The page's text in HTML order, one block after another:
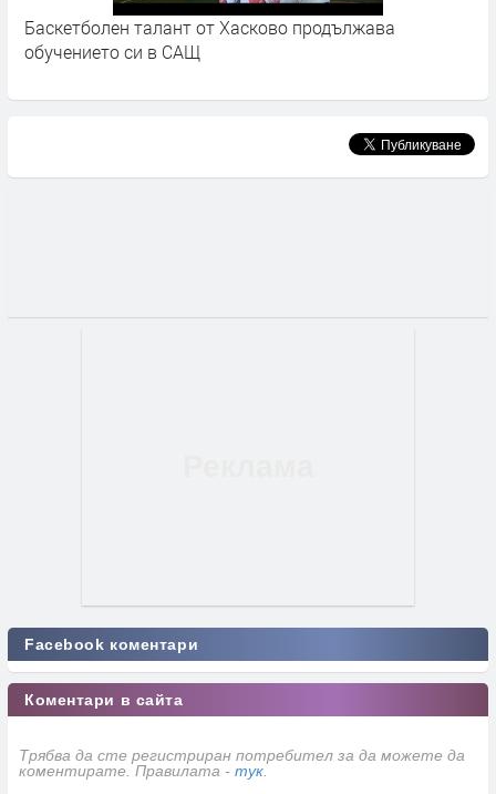
Баскетболен талант от Хасково продължава
обучението си в САЩ
Facebook коментари
Коментари в сайта
Трябва да сте регистриран потребител за да можете да
коментирате. Правилата - тук